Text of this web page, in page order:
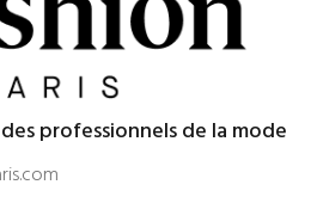
professionnels de la mode